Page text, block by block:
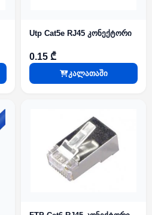
Utp Cat5e RJ45 კონექტორი
0.15 ₾
კალათაში